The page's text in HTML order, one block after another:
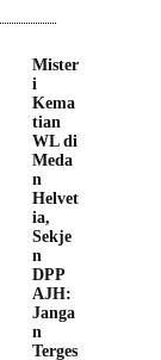
Mister
i
Kema
tian
WL di
Meda
n
Helvet
ia,
Sekje
n
DPP
AJH:
Janga
n
Terges